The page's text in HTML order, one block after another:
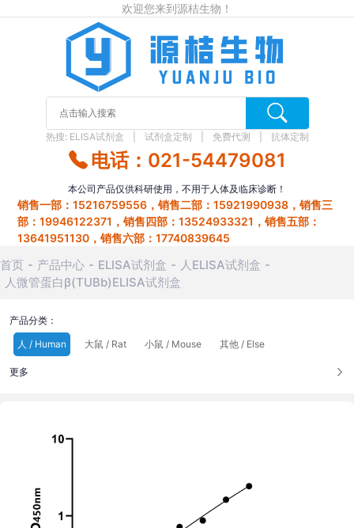
欢迎您来到源桔生物！
热搜: ELISA试剂盒 试剂盒定制 免费代测 抗体定制
电话：021-54479081
本公司产品仅供科研使用，不用于人体及临床诊断！
销售一部：15216759556，销售二部：15921990938，销售三
部：19946122371，销售四部：13524933321，销售五部：
13641951130，销售六部：17740839645
首页 产品中心 ELISA试剂盒
人ELISA试剂盒
人微管蛋白β(TUBb)ELISA试剂盒
产品分类：
人 / Human
大鼠 / Rat 小鼠 / Mouse 其他 / Else
更多